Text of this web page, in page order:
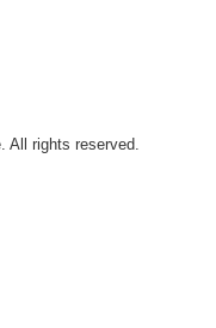
All rights reserved.